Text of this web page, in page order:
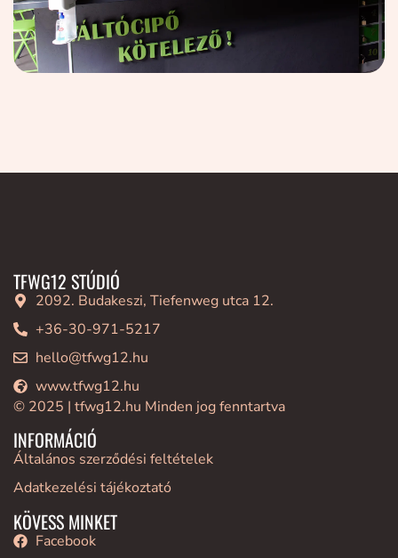
TFWG12 STÚDIÓ
2092. Budakeszi, Tiefenweg utca 12.
+36-30-971-5217
hello@tfwg12.hu
www.tfwg12.hu
© 2025 | tfwg12.hu Minden jog fenntartva
INFORMÁCIÓ
Általános szerződési feltételek
Adatkezelési tájékoztató
KÖVESS MINKET
Facebook